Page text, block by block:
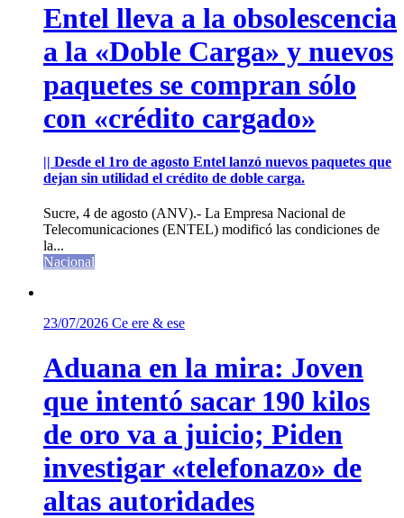
Entel lleva a la obsolescencia
a la «Doble Carga» y nuevos
paquetes se compran sólo
con «crédito cargado»
|| Desde el 1ro de agosto Entel lanzó nuevos paquetes que
dejan sin utilidad el crédito de doble carga.
Sucre, 4 de agosto (ANV).- La Empresa Nacional de
Telecomunicaciones (ENTEL) modificó las condiciones de
la...
Nacional
23/07/2026 Ce ere & ese
Aduana en la mira: Joven
que intentó sacar 190 kilos
de oro va a juicio; Piden
investigar «telefonazo» de
altas autoridades